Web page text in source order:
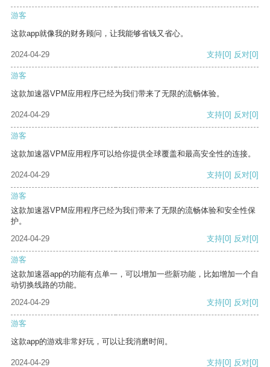
游客
这款app就像我的财务顾问，让我能够省钱又省心。
2024-04-29 支持[0] 反对[0]
游客
这款加速器VPM应用程序已经为我们带来了无限的流畅体验。
2024-04-29 支持[0] 反对[0]
游客
这款加速器VPM应用程序可以给你提供全球覆盖和最高安全性的连接。
2024-04-29 支持[0] 反对[0]
游客
这款加速器VPM应用程序已经为我们带来了无限的流畅体验和安全性保
护。
2024-04-29
支持[0] 反对[0]
游客
这款加速器app的功能有点单一，可以增加一些新功能，比如增加一个自
动切换线路的功能。
2024-04-29
支持[0] 反对[0]
游客
这款app的游戏非常好玩，可以让我消磨时间。
2024-04-29 支持[0] 反对[0]